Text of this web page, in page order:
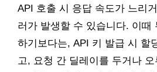
API 호출 시 응답 속도가 느리
러가 발생할 수 있습니다. 이때
하기보다는, API 키 발급 시 할
고, 요청 간 딜레이를 두거나